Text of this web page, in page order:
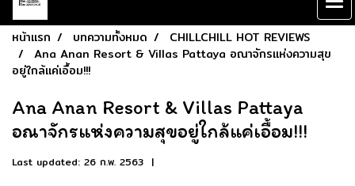
หน้าแรก บทความทั้งหมด
CHILLCHILL HOT REVIEWS
Ana Anan Resort & Villas Pattaya อณาจักรแห่งความสุข
อยู่ใกล้แค่เอื้อม!!!
Ana Anan Resort & Villas Pattaya
อณาจักรแห่งความสุขอยู่ใกล้แค่เอื้อม!!!
Last updated: 26 ก.พ. 2563 |